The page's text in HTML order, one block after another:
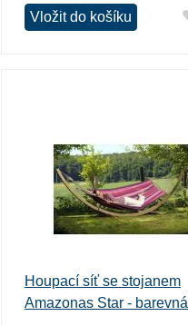
Vložit do košíku
Houpací síť se stojanem
Amazonas Star - barevná